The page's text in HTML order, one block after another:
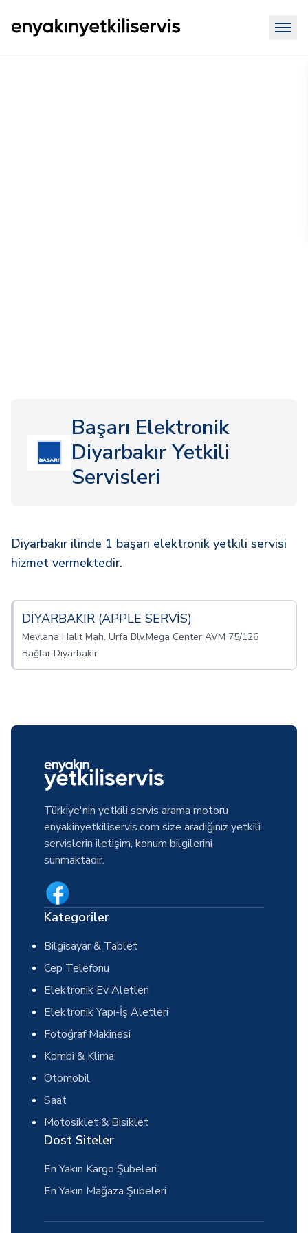
Başarı Elektronik
Diyarbakır Yetkili
Servisleri
Diyarbakır ilinde 1 başarı elektronik yetkili servisi
hizmet vermektedir.
DİYARBAKIR (APPLE SERVİS)
Mevlana Halit Mah. Urfa Blv.Mega Center AVM 75/126
Bağlar Diyarbakır
Türkiye'nin yetkili servis arama motoru
enyakinyetkiliservis.com size aradığınız yetkili
servislerin iletişim, konum bilgilerini
sunmaktadır.
Kategoriler
Bilgisayar & Tablet
Cep Telefonu
Elektronik Ev Aletleri
Elektronik Yapı-İş Aletleri
Fotoğraf Makinesi
Kombi & Klima
Otomobil
Saat
Motosiklet & Bisiklet
Dost Siteler
En Yakın Kargo Şubeleri
En Yakın Mağaza Şubeleri